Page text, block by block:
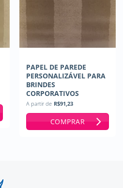
PAPEL DE PAREDE
PERSONALIZÁVEL PARA
BRINDES
CORPORATIVOS
A partir de R$91,23
COMPRAR